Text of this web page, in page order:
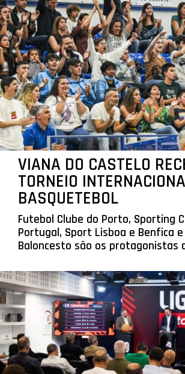
VIANA DO CASTELO
TORNEIO
BASQUETEBOL
Futebol Clube do Porto, Sporting
Portugal, Sport Lisboa e Benfica e
Baloncesto são os protagonistas